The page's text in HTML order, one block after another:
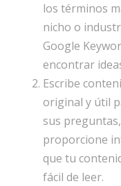
los términos
nicho o
Google
encontrar
Escribe
original y útil
sus
proporcione
que tu
fácil de leer.